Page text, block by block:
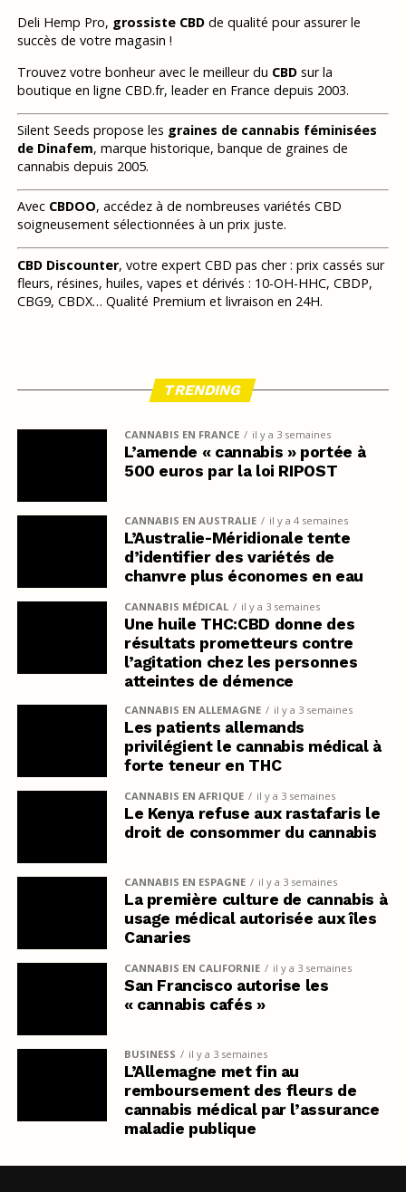
Deli Hemp Pro, grossiste CBDde qualité pour assurer le
succès de votre magasin !
Trouvez votre bonheur avec le meilleur du CBDsur la
boutique en ligne CBD.fr, leader en France depuis 2003.
Silent Seeds propose les graines de cannabis féminisées
de Dinafem, marque historique, banque de graines de
cannabis depuis 2005.
Avec CBDOO, accédez à de nombreuses variétés CBD
soigneusement sélectionnées à un prix juste.
CBD Discounter, votre expert CBD pas cher : prix cassés sur
fleurs, résines, huiles, vapes et dérivés : 10-OH-HHC, CBDP,
CBG9, CBDX… Qualité Premium et livraison en 24H.
TRENDING
CANNABIS EN FRANCE il y a 3 semaines
L’amende « cannabis » portée à
500 euros par la loi RIPOST
CANNABIS EN AUSTRALIE il y a 4 semaines
L’Australie-Méridionale tente
d’identifier des variétés de
chanvre plus économes en eau
CANNABIS MÉDICAL il y a 3 semaines
Une huile THC:CBD donne des
résultats prometteurs contre
l’agitation chez les personnes
atteintes de démence
CANNABIS EN ALLEMAGNE il y a 3 semaines
Les patients allemands
privilégient le cannabis médical à
forte teneur en THC
CANNABIS EN AFRIQUE il y a 3 semaines
Le Kenya refuse aux rastafaris le
droit de consommer du cannabis
CANNABIS EN ESPAGNE il y a 3 semaines
La première culture de cannabis à
usage médical autorisée aux îles
Canaries
CANNABIS EN CALIFORNIE il y a 3 semaines
San Francisco autorise les
« cannabis cafés »
BUSINESS il y a 3 semaines
L’Allemagne met fin au
remboursement des fleurs de
cannabis médical par l’assurance
maladie publique